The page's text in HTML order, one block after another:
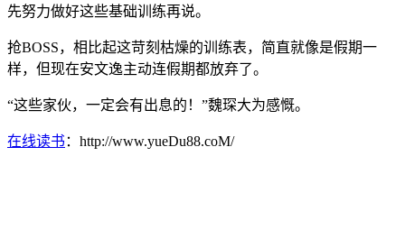
先努力做好这些基础训练再说。
抢BOSS，相比起这苛刻枯燥的训练表，简直就像是假期一
样，但现在安文逸主动连假期都放弃了。
“这些家伙，一定会有出息的！”魏琛大为感慨。
在线读书 ：http://www.yueDu88.coM/